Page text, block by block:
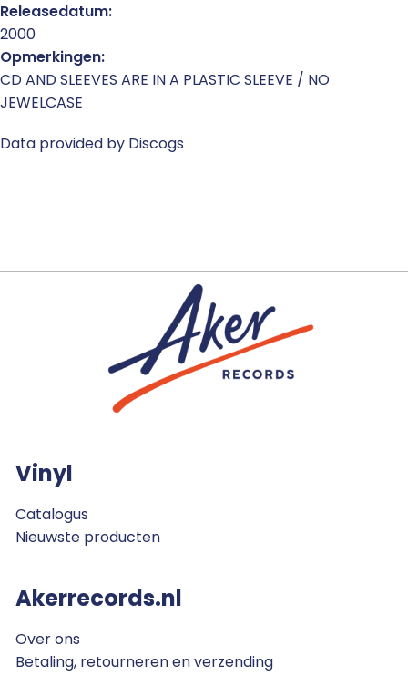
Releasedatum:
2000
Opmerkingen:
CD AND SLEEVES ARE IN A PLASTIC SLEEVE / NO
JEWELCASE
Data provided by Discogs
Vinyl
Catalogus
Nieuwste producten
Akerrecords.nl
Over ons
Betaling, retourneren en verzending